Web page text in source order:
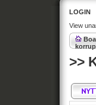
LOGIN
View
>>